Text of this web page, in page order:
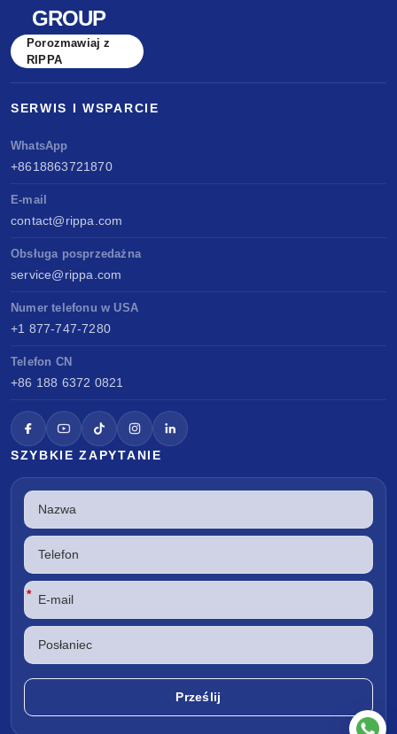
GROUP
Porozmawiaj z
RIPPA
SERWIS I WSPARCIE
WhatsApp
+8618863721870
E-mail
contact@rippa.com
Obsługa posprzedażna
service@rippa.com
Numer telefonu w USA
+1 877-747-7280
Telefon CN
+86 188 6372 0821
SZYBKIE ZAPYTANIE
*